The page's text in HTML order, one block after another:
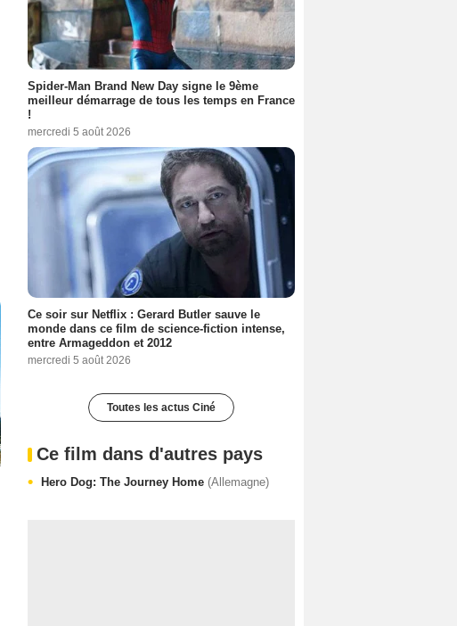
Spider-Man Brand New Day signe le 9ème
meilleur démarrage de tous les temps en France
!
mercredi 5 août 2026
Ce soir sur Netflix : Gerard Butler sauve le
monde dans ce film de science-fiction intense,
entre Armageddon et 2012
mercredi 5 août 2026
Toutes les actus Ciné
Ce film dans d'autres pays
Hero Dog: The Journey Home (Allemagne)